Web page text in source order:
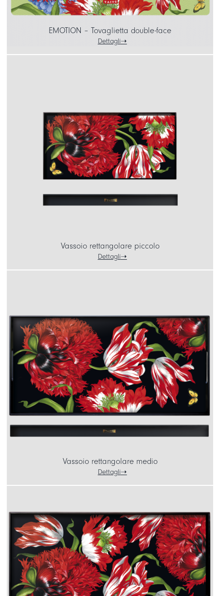
EMOTION – Tovaglietta double-face
Dettagli
Vassoio rettangolare piccolo
Dettagli
Vassoio rettangolare medio
Dettagli